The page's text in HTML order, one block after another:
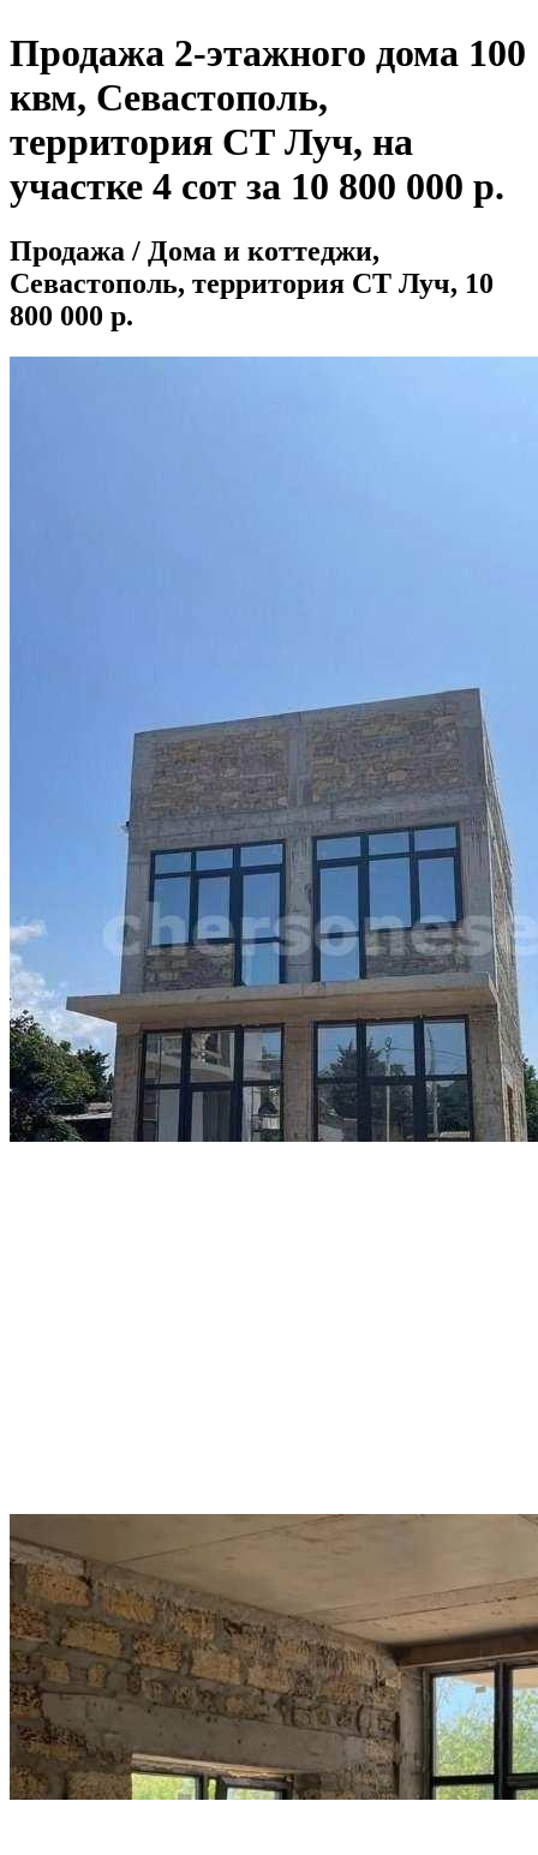
Продажа 2-этажного дома 100
квм, Севастополь,
территория СТ Луч, на
участке 4 сот за 10 800 000 р.
Продажа / Дома и коттеджи,
Севастополь, территория СТ Луч, 10
800 000 р.